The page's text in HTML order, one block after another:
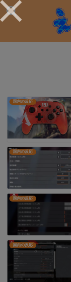
国内の反応
国内の反応
国内の反応
国内の反応